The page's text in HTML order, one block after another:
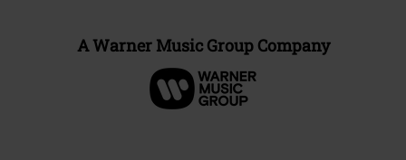
A Warner Music Group Company